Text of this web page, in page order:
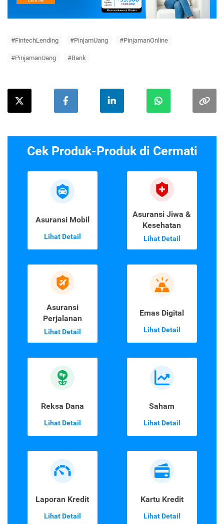
#FintechLending #PinjamUang #PinjamanOnline
#PinjamanUang #Bank
Cek Produk-Produk di Cermati
Asuransi Mobil
Lihat Detail
Asuransi Jiwa &
Kesehatan
Lihat Detail
Asuransi
Perjalanan
Lihat Detail
Emas Digital
Lihat Detail
Reksa Dana
Lihat Detail
Saham
Lihat Detail
Laporan Kredit
Lihat Detail
Kartu Kredit
Lihat Detail